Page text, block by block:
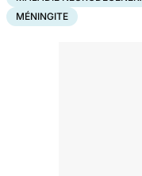
MÉNINGITE